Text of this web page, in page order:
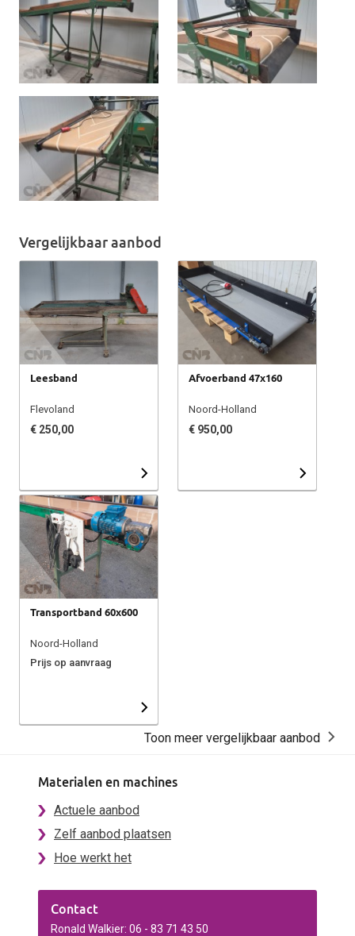
Vergelijkbaar aanbod
Leesband
Flevoland
€ 250,00
Afvoerband 47x160
Noord-Holland
€ 950,00
Transportband 60x600
Noord-Holland
Prijs op aanvraag
Toon meer vergelijkbaar aanbod
Materialen en machines
Actuele aanbod
Zelf aanbod plaatsen
Hoe werkt het
Contact
Ronald Walkier: 06 - 83 71 43 50